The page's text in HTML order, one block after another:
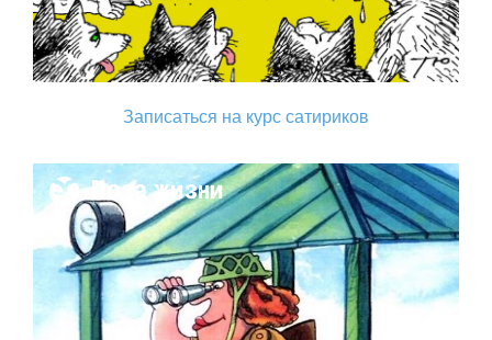
Записаться на курс сатириков
Поза жизни